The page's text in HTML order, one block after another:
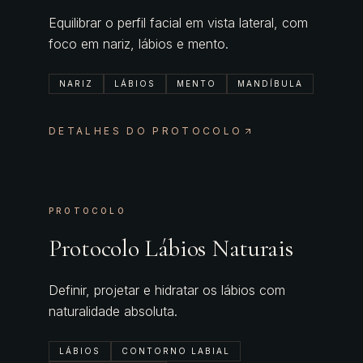
Equilibrar o perfil facial em vista lateral, com
foco em nariz, lábios e mento.
NARIZ LÁBIOS MENTO MANDÍBULA
DETALHES DO PROTOCOLO
PROTOCOLO
Protocolo Lábios Naturais
Definir, projetar e hidratar os lábios com
naturalidade absoluta.
LÁBIOS CONTORNO LABIAL